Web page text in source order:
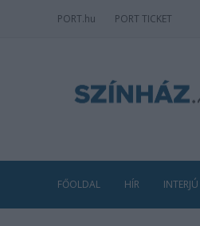
PORT.hu PORT TICKET
FŐOLDAL HÍR INTERJÚ